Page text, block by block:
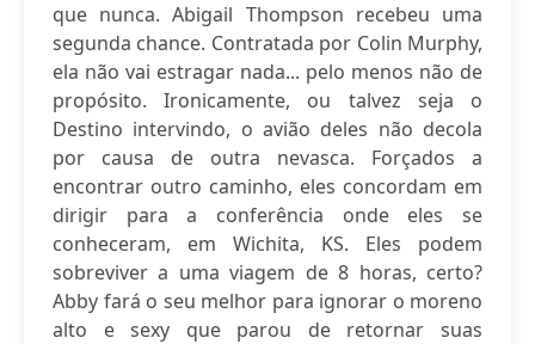
que nunca. Abigail Thompson recebeu uma
segunda chance. Contratada por Colin Murphy,
ela não vai estragar nada... pelo menos não de
propósito. Ironicamente, ou talvez seja o
Destino intervindo, o avião deles não decola
por causa de outra nevasca. Forçados a
encontrar outro caminho, eles concordam em
dirigir para a conferência onde eles se
conheceram, em Wichita, KS. Eles podem
sobreviver a uma viagem de 8 horas, certo?
Abby fará o seu melhor para ignorar o moreno
alto e sexy que parou de retornar suas